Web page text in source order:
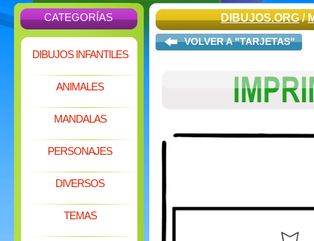
CATEGORÍAS
DIBUJOS INFANTILES
ANIMALES
MANDALAS
PERSONAJES
DIVERSOS
TEMAS
DIBUJOS.ORG/
VOLVER A "TARJETAS"